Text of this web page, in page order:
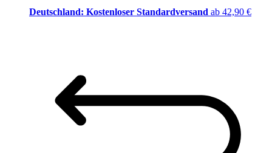
Deutschland: Kostenloser Standardversand ab 42,90 €